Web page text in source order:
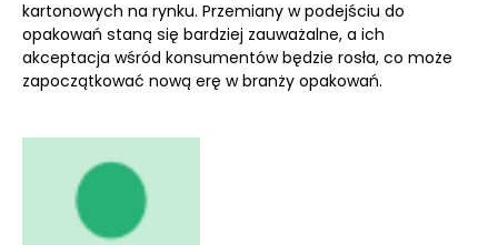
kartonowych na rynku. Przemiany w podejściu do
opakowań staną się bardziej zauważalne, a ich
akceptacja wśród konsumentów będzie rosła, co może
zapoczątkować nową erę w branży opakowań.